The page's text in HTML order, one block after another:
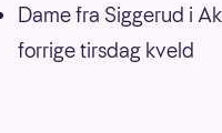
Dame fra Siggerud i
forrige tirsdag kveld